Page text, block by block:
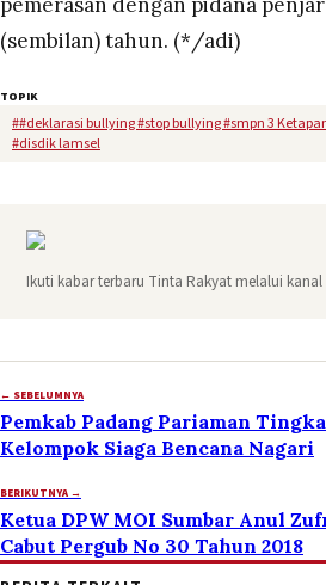
(sembilan) tahun. (*/adi)
TOPIK
##deklarasi bullying #stop bullying #smpn 3
#disdik lamsel
Ikuti kabar terbaru Tinta Rakyat melalui kanal
← SEBELUMNYA
Pemkab Padang Pariaman
Kelompok Siaga Bencana Nagari
BERIKUTNYA →
Ketua DPW MOI Sumbar Anul
Cabut Pergub No 30 Tahun 2018